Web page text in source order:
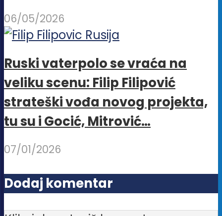
06/05/2026
Ruski vaterpolo se vraća na
veliku scenu: Filip Filipović
strateški vođa novog projekta,
tu su i Gocić, Mitrović…
07/01/2026
Dodaj komentar